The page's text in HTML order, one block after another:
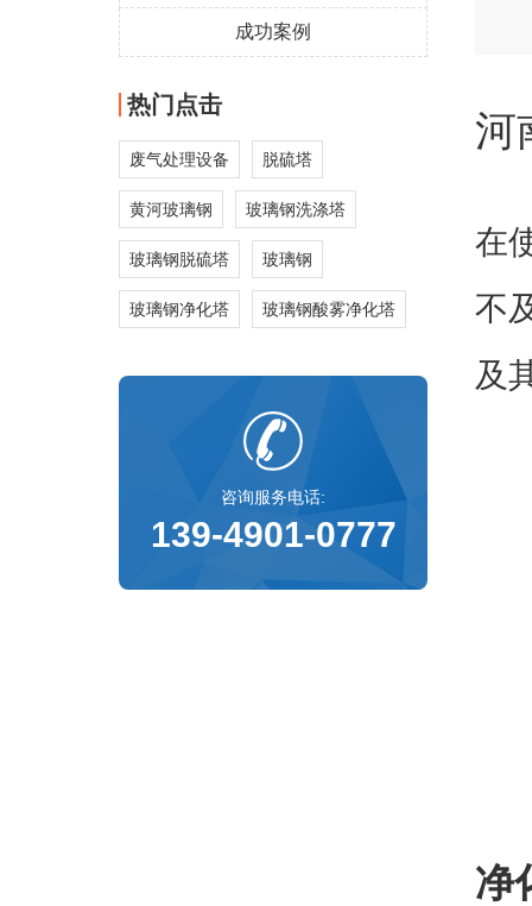
成功案例
热门点击
废气处理设备 脱硫塔
黄河玻璃钢 玻璃钢洗涤塔
玻璃钢脱硫塔 玻璃钢
玻璃钢净化塔 玻璃钢酸雾净化塔
咨询服务电话:
139-4901-0777
河
在
不
及
净